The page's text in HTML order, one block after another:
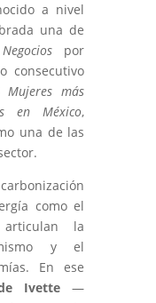
a nivel
una de
por
consecutivo
Mujeres más
en México,
una de las
como el
la
y el
En ese
Ivette —